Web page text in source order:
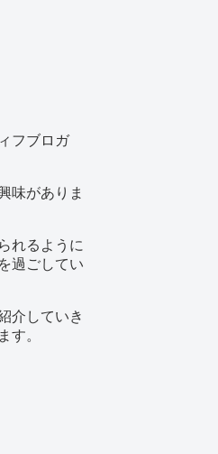
フブロガ
味がありま
れるように
過ごしてい
介していき
す。